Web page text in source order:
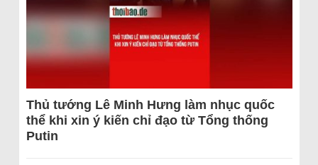
Thủ tướng Lê Minh Hưng làm nhục quốc
thể khi xin ý kiến chỉ đạo từ Tổng thống
Putin